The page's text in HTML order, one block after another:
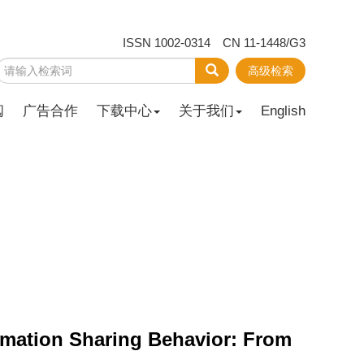
ISSN 1002-0314 CN 11-1448/G3
高级检索
广告合作 下载中心 关于我们 English
Sharing Behavior: From